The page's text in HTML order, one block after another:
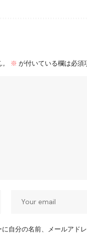
※ が付いている欄は必須
自分の名前、メールアドレ